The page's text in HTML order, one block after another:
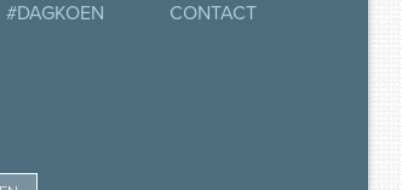
#DAGKOEN CONTACT